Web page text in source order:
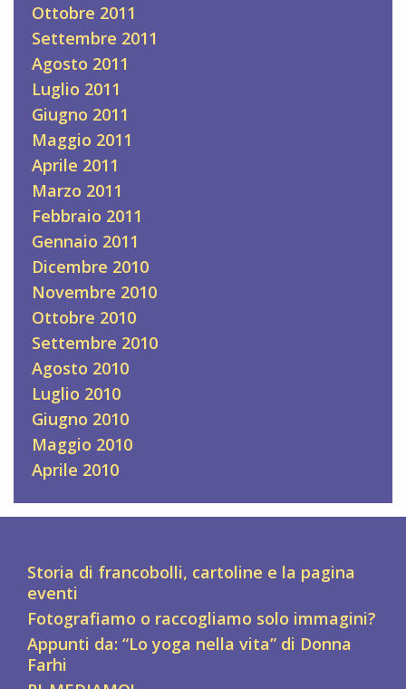
Ottobre 2011
Settembre 2011
Agosto 2011
Luglio 2011
Giugno 2011
Maggio 2011
Aprile 2011
Marzo 2011
Febbraio 2011
Gennaio 2011
Dicembre 2010
Novembre 2010
Ottobre 2010
Settembre 2010
Agosto 2010
Luglio 2010
Giugno 2010
Maggio 2010
Aprile 2010
Storia di francobolli, cartoline e la pagina
eventi
Fotografiamo o raccogliamo solo immagini?
Appunti da: “Lo yoga nella vita” di Donna
Farhi